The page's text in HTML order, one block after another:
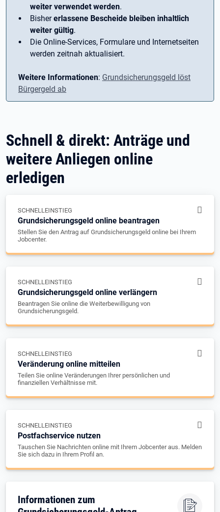
weiter verwendet werden.
Bishererlassene Bescheide bleiben inhaltlich
weiter gültig.
Die Online-Services, Formulare und Internetseiten
werden zeitnah aktualisiert.
Weitere Informationen: Grundsicherungsgeld löst
Bürgergeld ab
Schnell & direkt: Anträge und
weitere Anliegen online
erledigen
SCHNELLEINSTIEG
Grundsicherungsgeld online beantragen
Stellen Sie den Antrag auf Grundsicherungsgeld online bei Ihrem
Jobcenter.
SCHNELLEINSTIEG
Grundsicherungsgeld online verlängern
Beantragen Sie online die Weiterbewilligung von
Grundsicherungsgeld.
SCHNELLEINSTIEG
Veränderung online mitteilen
Teilen Sie online Veränderungen Ihrer persönlichen und
finanziellen Verhältnisse mit.
SCHNELLEINSTIEG
Postfachservice nutzen
Tauschen Sie Nachrichten online mit Ihrem Jobcenter aus. Melden
Sie sich dazu in Ihrem Profil an.
Informationen zum